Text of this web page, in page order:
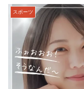
スポーツ